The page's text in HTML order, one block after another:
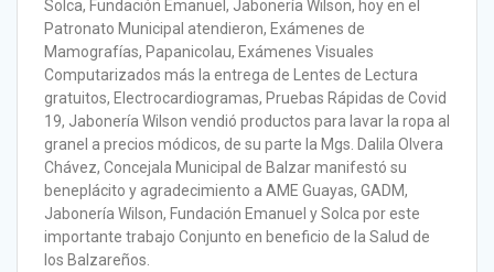
Solca, Fundación Emanuel, Jabonería Wilson, hoy en el
Patronato Municipal atendieron, Exámenes de
Mamografías, Papanicolau, Exámenes Visuales
Computarizados más la entrega de Lentes de Lectura
gratuitos, Electrocardiogramas, Pruebas Rápidas de Covid
19, Jabonería Wilson vendió productos para lavar la ropa al
granel a precios módicos, de su parte la Mgs. Dalila Olvera
Chávez, Concejala Municipal de Balzar manifestó su
beneplácito y agradecimiento a AME Guayas, GADM,
Jabonería Wilson, Fundación Emanuel y Solca por este
importante trabajo Conjunto en beneficio de la Salud de
los Balzareños.